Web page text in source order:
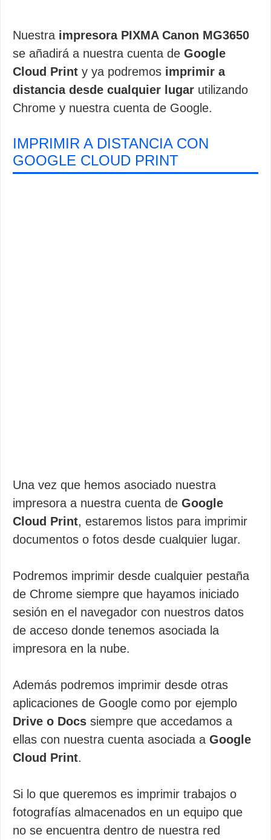
Nuestra impresora PIXMA Canon MG3650
se añadirá a nuestra cuenta de Google
Cloud Print y ya podremos imprimir a
distancia desde cualquier lugar utilizando
Chrome y nuestra cuenta de Google.
IMPRIMIR A DISTANCIA CON
GOOGLE CLOUD PRINT
Una vez que hemos asociado nuestra
impresora a nuestra cuenta de Google
Cloud Print, estaremos listos para imprimir
documentos o fotos desde cualquier lugar.
Podremos imprimir desde cualquier pestaña
de Chrome siempre que hayamos iniciado
sesión en el navegador con nuestros datos
de acceso donde tenemos asociada la
impresora en la nube.
Además podremos imprimir desde otras
aplicaciones de Google como por ejemplo
Drive o Docs siempre que accedamos a
ellas con nuestra cuenta asociada a Google
Cloud Print.
Si lo que queremos es imprimir trabajos o
fotografías almacenados en un equipo que
no se encuentra dentro de nuestra red